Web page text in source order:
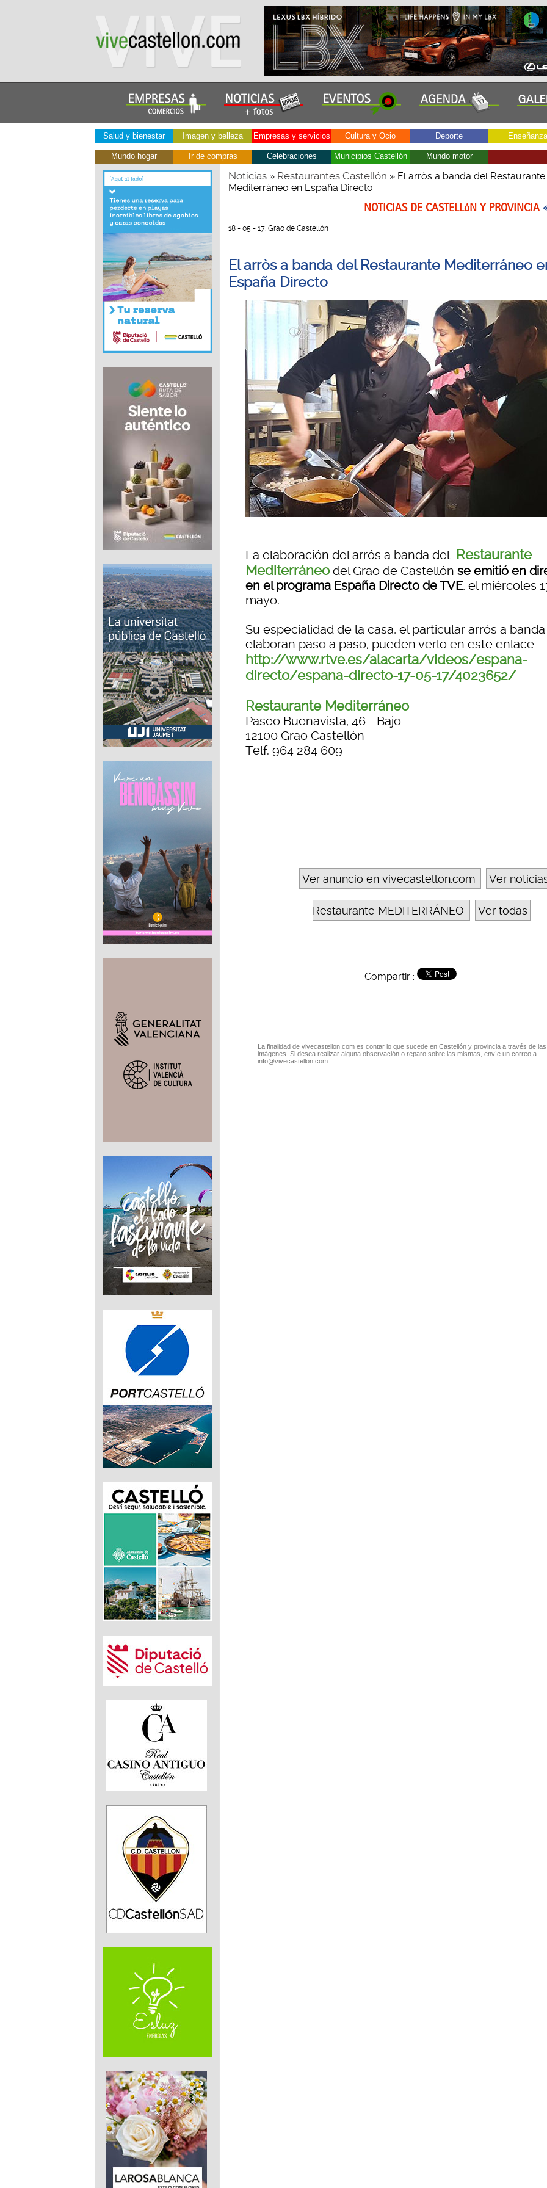
Salud y bienestar Imagen y belleza Empresas y servicios Cultura y Ocio Deporte Enseñanza
Mundo hogar Ir de compras Celebraciones Municipios Castellón Mundo motor
Noticias» Restaurantes Castellón » El arròs a banda del Restaurante
Mediterráneo en España Directo
NOTICIAS DE CASTELLóN Y PROVINCIA
18 - 05 - 17, Grao de Castellón
El arròs a banda del Restaurante Mediterráneo
España Directo
La elaboración del arrós a banda del Restaurante
Mediterráneodel Grao de Castellón se emitió en
en el programa España Directo de TVE, el miércoles
mayo.
Su especialidad de la casa, el particular arròs a
elaboran paso a paso, pueden verlo en este enlace
http://www.rtve.es/alacarta/videos/espana-
directo/espana-directo-17-05-17/4023652/
Restaurante Mediterráneo
Paseo Buenavista, 46 - Bajo
12100 Grao Castellón
Telf. 964 284 609
Ver anuncio en vivecastellon.com Ver
Restaurante MEDITERRÁNEO Ver todas
Compartir :
La finalidad de vivecastellon.com es contar lo que sucede en Castellón y provincia a través de las
imágenes. Si desea realizar alguna observación o reparo sobre las mismas, envíe un correo a
info@vivecastellon.com